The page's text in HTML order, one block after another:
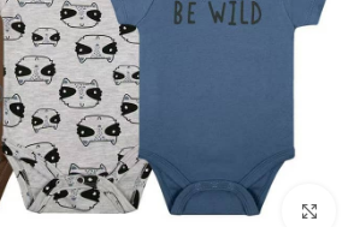
Click to enlarge